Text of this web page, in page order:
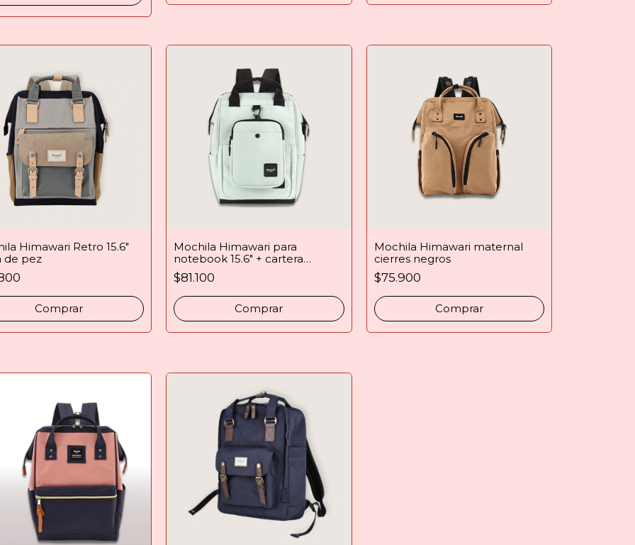
Himawari Retro 15.6″
de pez
Comprar
Mochila Himawari para
notebook 15.6″ + cartera
bandolera
$81.100
Comprar
Mochila Himawari maternal
cierres negros
$75.900
Comprar